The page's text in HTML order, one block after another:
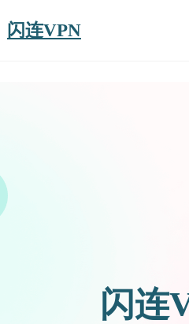
闪连VPN
闪连